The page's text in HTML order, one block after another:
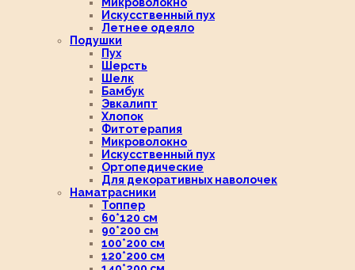
Искусственный пух
Летнее одеяло
Подушки
Пух
Шерсть
Шелк
Бамбук
Эвкалипт
Хлопок
Фитотерапия
Микроволокно
Искусственный пух
Ортопедические
Для декоративных наволочек
Наматрасники
Топпер
60*120 см
90*200 см
100*200 см
120*200 см